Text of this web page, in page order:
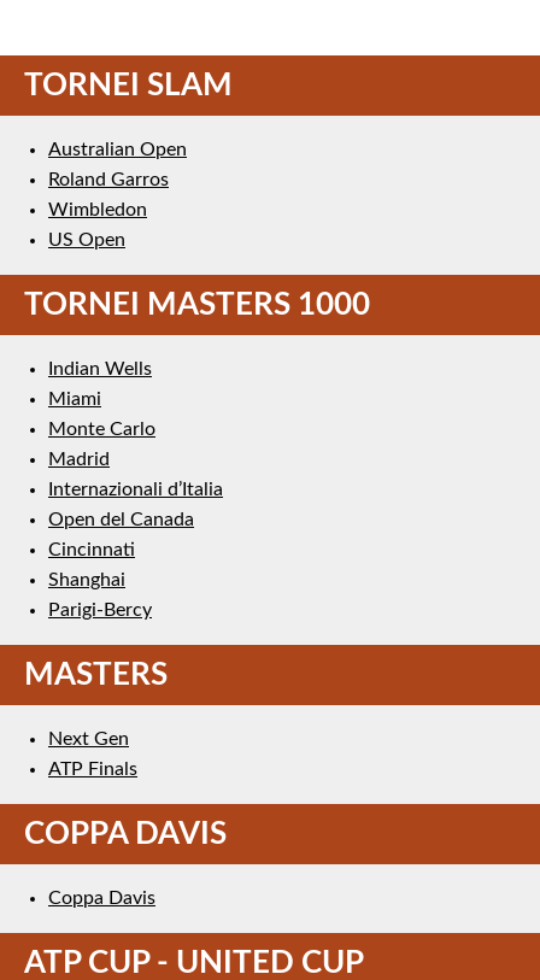
TORNEI SLAM
Australian Open
Roland Garros
Wimbledon
US Open
TORNEI MASTERS 1000
Indian Wells
Miami
Monte Carlo
Madrid
Internazionali d’Italia
Open del Canada
Cincinnati
Shanghai
Parigi-Bercy
MASTERS
Next Gen
ATP Finals
COPPA DAVIS
Coppa Davis
ATP CUP - UNITED CUP